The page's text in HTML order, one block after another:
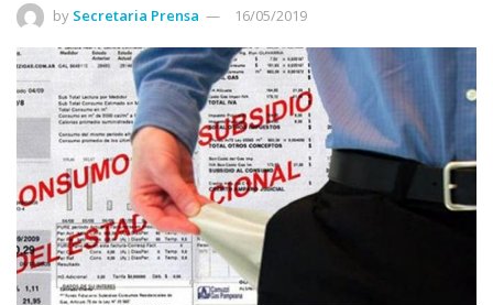
by Secretaria Prensa 16/05/2019